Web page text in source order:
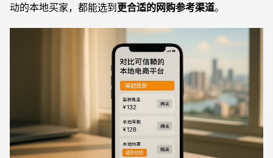
动的本地买家，都能选到 更合适的网购参考渠道。